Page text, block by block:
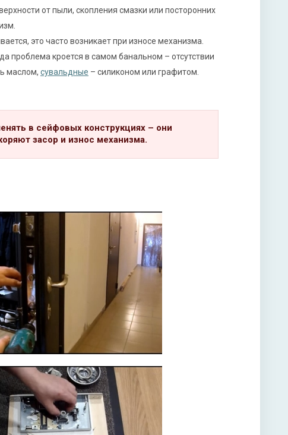
от пыли, скопления смазки или посторонних
это часто возникает при износе механизма.
проблема кроется в самом банальном – отсутствии
маслом, сувальдные – силиконом или графитом.
в сейфовых конструкциях – они
засор и износ механизма.